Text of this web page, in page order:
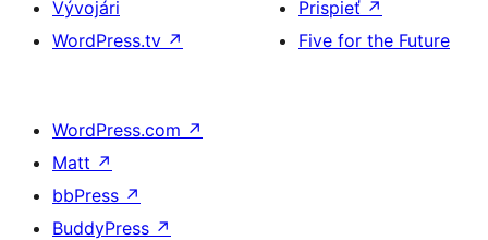
Vývojári
WordPress.tv ↗
Prispieť ↗
Five for the Future
WordPress.com ↗
Matt ↗
bbPress ↗
BuddyPress ↗